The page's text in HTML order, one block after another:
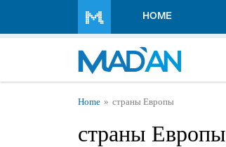
HOME
You are here
Home страны Европы
страны Европы